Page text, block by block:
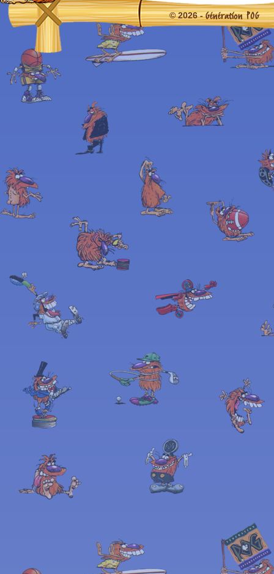
© 2026 -Génération POG